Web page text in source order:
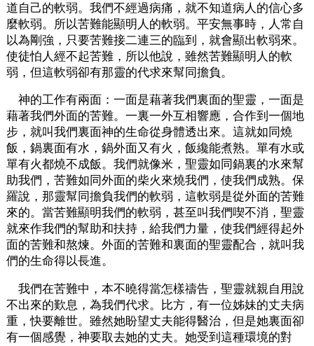
道自己的軟弱。我們不經過病痛，就不知道病人的信心多
麼軟弱。所以苦難能顯明人的軟弱。平安無事時，人常自
以為剛強，只要苦難接二連三的臨到，就會顯出軟弱來。
使徒怕人經不起苦難，所以他說，雖然苦難顯明人的軟
弱，但這軟弱卻有那靈的代求來幫同擔負。
神的工作有兩面：一面是藉著我們裏面的聖靈，一面是
藉著我們外面的苦難。一裏一外互相響應，合作到一個地
步，就叫我們裏面神的生命從身體透出來。這就如同燒
飯，鍋裏面有水，鍋外面又有火，飯纔能煮熟。單有水或
單有火都燒不成飯。我們就像米，聖靈如同鍋裏的水來幫
助我們，苦難如同外面的柴火來燒我們，使我們成熟。保
羅說，那靈幫同擔負我們的軟弱，這軟弱是從外面的苦難
來的。當苦難顯明我們的軟弱，甚至叫我們喫不消，聖靈
就來作我們的幫助和扶持，給我們力量，使我們經得起外
面的苦難和熬煉。外面的苦難和裏面的聖靈配合，就叫我
們的生命得以長進。
我們在苦難中，本不曉得當怎樣禱告，聖靈就親自用說
不出來的歎息，為我們代求。比方，有一位姊妹的丈夫病
重，快要離世。雖然她盼望丈夫能得醫治，但是她裏面卻
有一個感覺，神要取去她的丈夫。她受到這種環境的對